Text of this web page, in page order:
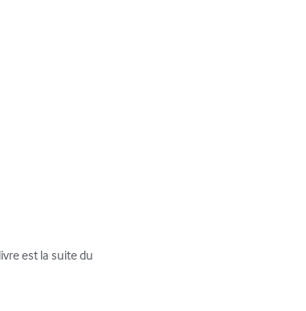
est la suite du